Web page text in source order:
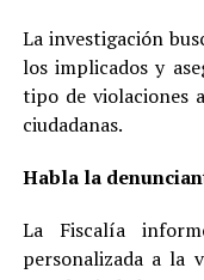
La investigación
los implicados y
tipo de violaciones
ciudadanas.
Habla la
La Fiscalía
personalizada a la